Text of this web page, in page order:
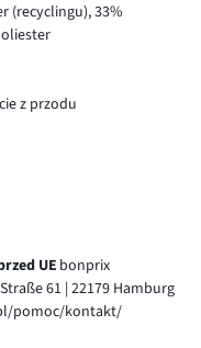
(recyclingu), 33%
z przodu
UE bonprix
61 | 22179 Hamburg
pomoc/kontakt/